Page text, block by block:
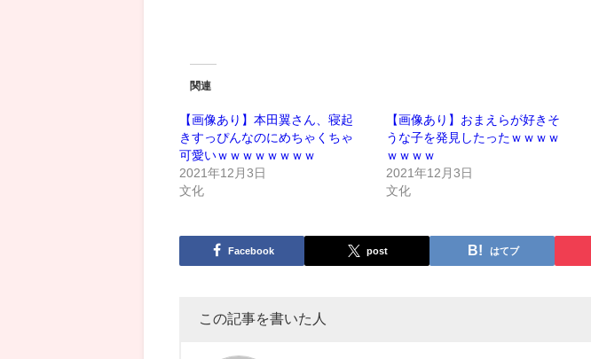
関連
【画像あり】本田翼さん、寝起
きすっぴんなのにめちゃくちゃ
可愛いｗｗｗｗｗｗｗｗ
2021年12月3日
文化
【画像あり】おまえらが好きそ
うな子を発見したったｗｗｗｗ
ｗｗｗｗ
2021年12月3日
文化
Facebook post はてブ
この記事を書いた人